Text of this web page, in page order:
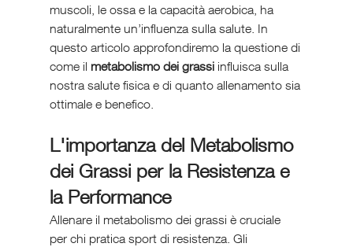
muscoli, le ossa e la capacità aerobica, ha
naturalmente un’influenza sulla salute. In
questo articolo approfondiremo la questione di
come il metabolismo dei grassi influisca sulla
nostra salute fisica e di quanto allenamento sia
ottimale e benefico.
L'importanza del Metabolismo
dei Grassi per la Resistenza e
la Performance
Allenare il metabolismo dei grassi è cruciale
per chi pratica sport di resistenza. Gli